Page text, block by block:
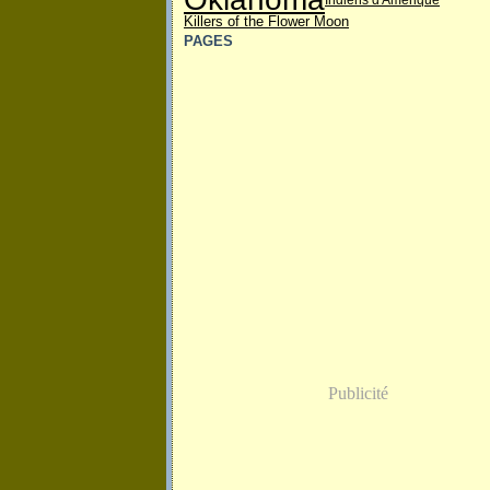
Killers of the Flower Moon
PAGES
Publicité